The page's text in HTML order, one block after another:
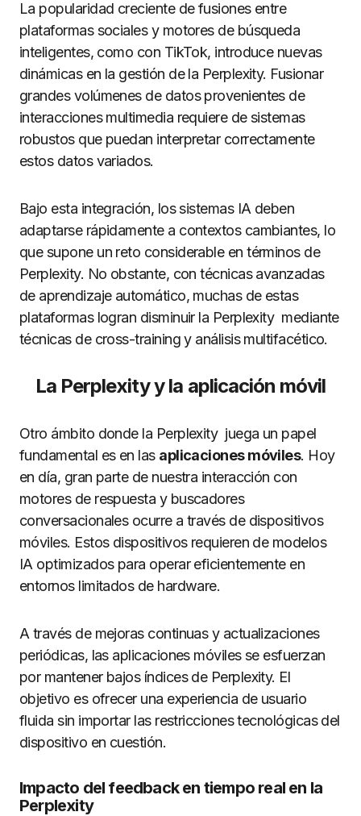
La popularidad creciente de fusiones entre
plataformas sociales y motores de búsqueda
inteligentes, como con TikTok, introduce nuevas
dinámicas en la gestión de la Perplexity. Fusionar
grandes volúmenes de datos provenientes de
interacciones multimedia requiere de sistemas
robustos que puedan interpretar correctamente
estos datos variados.
Bajo esta integración, los sistemas IA deben
adaptarse rápidamente a contextos cambiantes, lo
que supone un reto considerable en términos de
Perplexity. No obstante, con técnicas avanzadas
de aprendizaje automático, muchas de estas
plataformas logran disminuir la Perplexity mediante
técnicas de cross-training y análisis multifacético.
La Perplexity y la aplicación móvil
Otro ámbito donde la Perplexity juega un papel
fundamental es en las aplicaciones móviles. Hoy
en día, gran parte de nuestra interacción con
motores de respuesta y buscadores
conversacionales ocurre a través de dispositivos
móviles. Estos dispositivos requieren de modelos
IA optimizados para operar eficientemente en
entornos limitados de hardware.
A través de mejoras continuas y actualizaciones
periódicas, las aplicaciones móviles se esfuerzan
por mantener bajos índices de Perplexity. El
objetivo es ofrecer una experiencia de usuario
fluida sin importar las restricciones tecnológicas del
dispositivo en cuestión.
Impacto del feedback en tiempo real en la
Perplexity